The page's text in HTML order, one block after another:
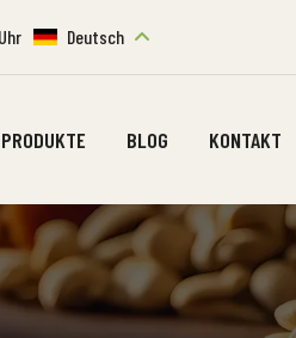
Deutsch
PRODUKTE BLOG KONTAKT